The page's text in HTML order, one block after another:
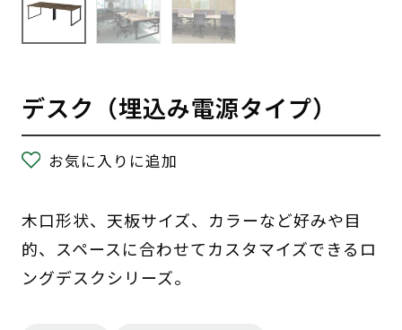
デスク（埋込み電源タイプ）
お気に入りに追加
木口形状、天板サイズ、カラーなど好みや目
的、スペースに合わせてカスタマイズできるロ
ングデスクシリーズ。